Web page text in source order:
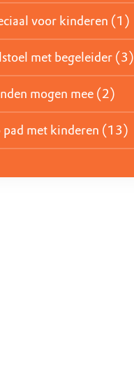
voor kinderen (1)
met begeleider (3)
mogen mee (2)
pad met kinderen (13)